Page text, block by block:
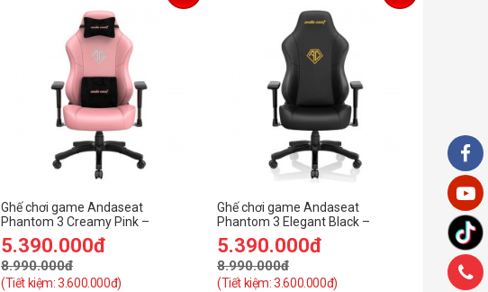
Ghế chơi game Andaseat
Phantom 3 Creamy Pink –
Premium PVC Leather – Office
Gaming Chair
5.390.000đ
8.990.000đ
(Tiết kiệm: 3.600.000đ)
Ghế chơi game Andaseat
Phantom 3 Elegant Black –
Premium PVC Leather – Office
Gaming Chair
5.390.000đ
8.990.000đ
(Tiết kiệm: 3.600.000đ)